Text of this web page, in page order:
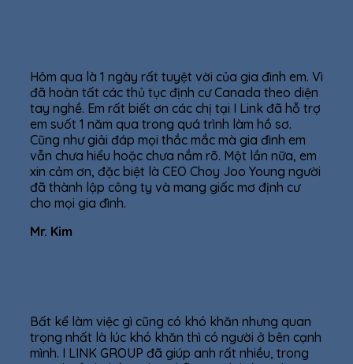
Hôm qua là 1 ngày rất tuyệt vời của gia đình em. Vì
đã hoàn tất các thủ tục định cư Canada theo diện
tay nghề. Em rất biết ơn các chị tại I Link đã hỗ trợ
em suốt 1 năm qua trong quá trình làm hồ sơ.
Cũng như giải đáp mọi thắc mắc mà gia đình em
vẫn chưa hiểu hoặc chưa nắm rõ. Một lần nữa, em
xin cảm ơn, đặc biệt là CEO Choy Joo Young người
đã thành lập công ty và mang giấc mơ định cư
cho mọi gia đình.
Mr. Kim
Bất kể làm việc gì cũng có khó khăn nhưng quan
trọng nhất là lúc khó khăn thì có người ở bên cạnh
mình. I LINK GROUP đã giúp anh rất nhiều, trong